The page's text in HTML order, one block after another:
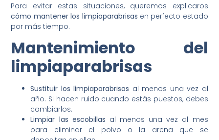
Para evitar estas situaciones, queremos explicaros
cómo mantener los limpiaparabrisas en perfecto estado
por más tiempo.
Mantenimiento del
limpiaparabrisas
Sustituir los limpiaparabrisas al menos una vez al
año. Si hacen ruido cuando estás puestos, debes
cambiarlos.
Limpiar las escobillas al menos una vez al mes
para eliminar el polvo o la arena que se